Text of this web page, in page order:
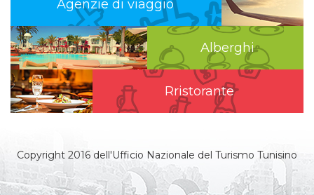
Agenzie di viaggio
Alberghi
Rristorante
Copyright 2016 dell'Ufficio Nazionale del Turismo Tunisino